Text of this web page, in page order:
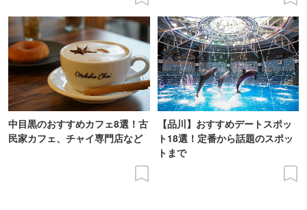
中目黒のおすすめカフェ8選！古
民家カフェ、チャイ専門店など
【品川】おすすめデートスポッ
ト18選！定番から話題のスポッ
トまで